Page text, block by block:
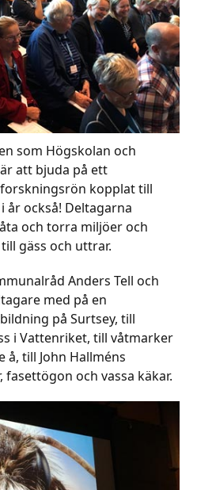
som Högskolan och
att bjuda på ett
kopplat till
år också! Deltagarna
och torra miljöer och
gäss och uttrar.
Anders Tell och
med på en
på Surtsey, till
i Vattenriket, till våtmarker
till John Hallméns
och vassa käkar.